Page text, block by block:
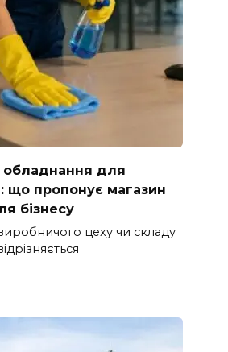
обладнання для
що пропонує магазин
бізнесу
цеху чи складу